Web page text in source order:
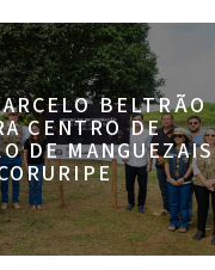
BELTRÃO
CENTRO DE
DE MANGUEZAIS